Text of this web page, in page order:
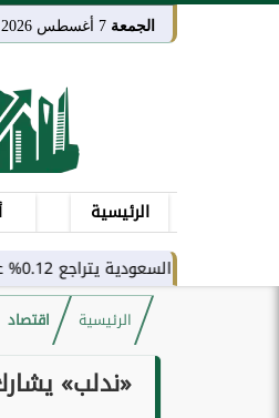
الجمعة
الرئيسية
0.12% عند الافتتاح وسط ضغوط من قطاع النقل
الرئيسية اقتصاد
«ندلب»